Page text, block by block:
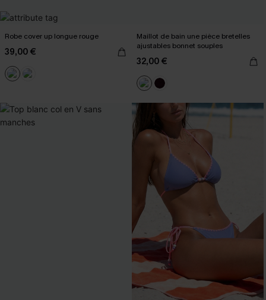
Robe cover up longue rouge
39,00 €
Maillot de bain une pièce bretelles
ajustables bonnet souples
32,00 €